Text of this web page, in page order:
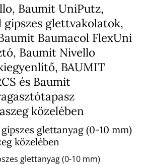
Baumit UniPutz,
gipszes glettvakolatok,
Baumacol FlexUni
Baumit Nivello
BAUMIT
és Baumit
közelében
glettanyag (0-10 mm)
közelében
glettanyag (0-10 mm)